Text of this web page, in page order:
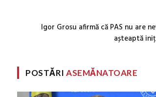
Igor Grosu afirmă că PAS nu are
așteaptă
POSTĂRIASEMĂNATOARE